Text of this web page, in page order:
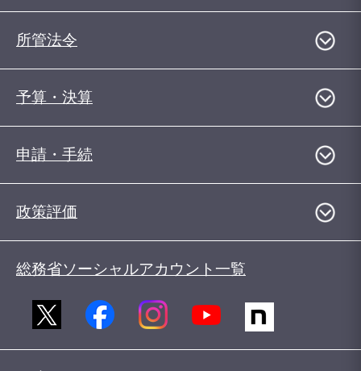
所管法令
予算・決算
申請・手続
政策評価
総務省ソーシャルアカウント一覧